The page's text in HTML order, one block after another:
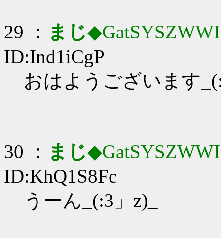
29 ： まじ◆GatSYSZWWI
ID:Ind1iCgP
おはようございます
30 ： まじ◆GatSYSZWWI
ID:KhQ1S8Fc
うーん_(:3」z)_